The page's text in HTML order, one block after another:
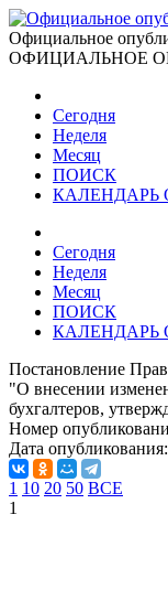
Официальное
ОФИЦИАЛЬНОЕ
Сегодня
Неделя
Месяц
ПОИСК
КАЛЕНДАРЬ
Сегодня
Неделя
Месяц
ПОИСК
КАЛЕНДАРЬ
Постановление
"О внесении
бухгалтеров,
Номер
Дата опубликования:
1 10 20 50 ВСЕ
1